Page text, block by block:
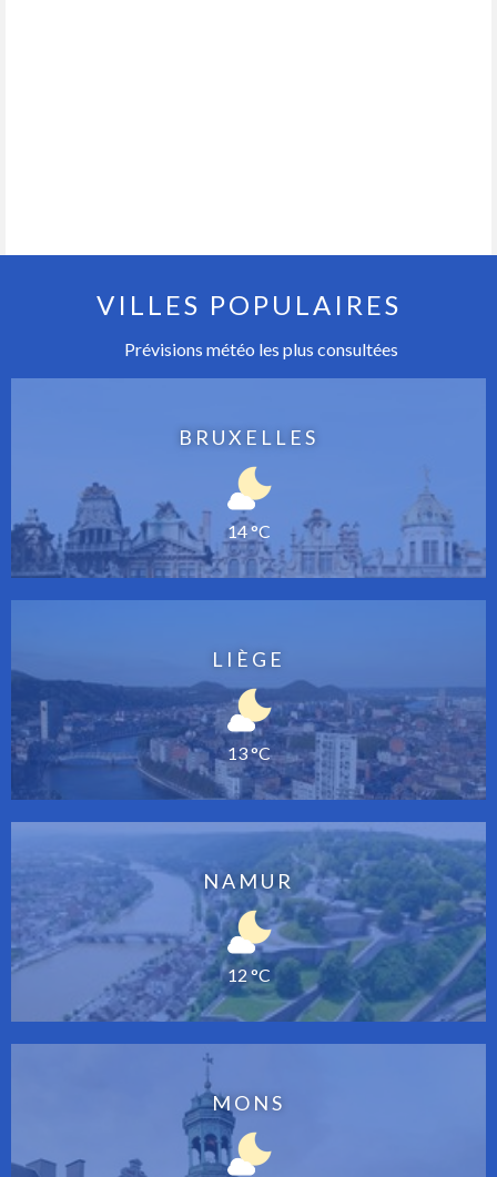
VILLES POPULAIRES
Prévisions météo les plus consultées
BRUXELLES
14 °C
LIÈGE
13 °C
NAMUR
12 °C
MONS